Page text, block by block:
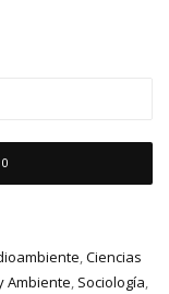
,Ciencias
Ambiente, Sociología,